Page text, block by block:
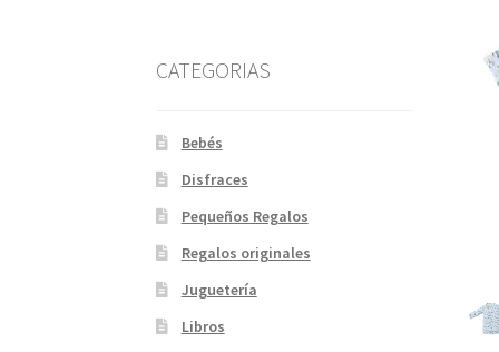
CATEGORIAS
Bebés
Disfraces
Pequeños Regalos
Regalos originales
Juguetería
Libros